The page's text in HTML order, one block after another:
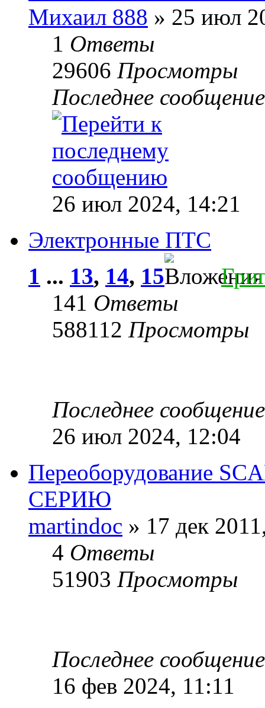
Михаил 888 » 25 июл
1 Ответы
29606 Просмотры
Последнее
26 июл 2024, 14:21
Электронные ПТС
1 ... 13, 14, 15
141 Ответы
588112 Просмотры
Последнее
26 июл 2024, 12:04
Переоборудование
СЕРИЮ
martindoc » 17 дек
4 Ответы
51903 Просмотры
Последнее
16 фев 2024, 11:11